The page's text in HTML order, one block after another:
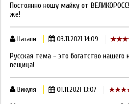
Постоянно ношу майку от
же!
Натали 03.11.2021 14:09
Русская тема - это богатство нашего
вещица!
Викуля 01.11.2021 13:07